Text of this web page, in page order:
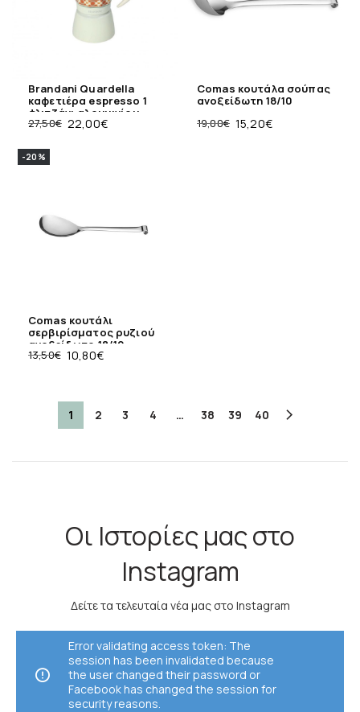
Brandani Quardella
καφετιέρα espresso 1
φλιτζάνι αλουμινίου
27,50€ 22,00€
Comas κουτάλα σούπας
ανοξείδωτη 18/10
19,00€ 15,20€
-20%
Comas κουτάλι
σερβιρίσματος ρυζιού
ανοξείδωτο 18/10
13,50€ 10,80€
1 2 3 4 … 38 39 40
Οι Ιστορίες μας στο
Instagram
Δείτε τα τελευταία νέα μας στο Instagram
Error validating access token: The
session has been invalidated because
the user changed their password or
Facebook has changed the session for
security reasons.